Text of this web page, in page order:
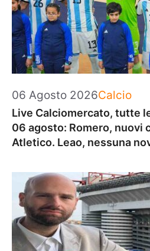
06 Agosto 2026Categorie
Calcio
Live Calciomercato, tutte
06 agosto: Romero, nuovi
Atletico. Leao, nessuna